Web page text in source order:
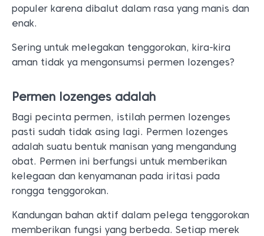
populer karena dibalut dalam rasa yang manis dan
enak.
Sering untuk melegakan tenggorokan, kira-kira
aman tidak ya mengonsumsi permen lozenges?
Permen lozenges adalah
Bagi pecinta permen, istilah permen lozenges
pasti sudah tidak asing lagi. Permen lozenges
adalah suatu bentuk manisan yang mengandung
obat. Permen ini berfungsi untuk memberikan
kelegaan dan kenyamanan pada iritasi pada
rongga tenggorokan.
Kandungan bahan aktif dalam pelega tenggorokan
memberikan fungsi yang berbeda. Setiap merek